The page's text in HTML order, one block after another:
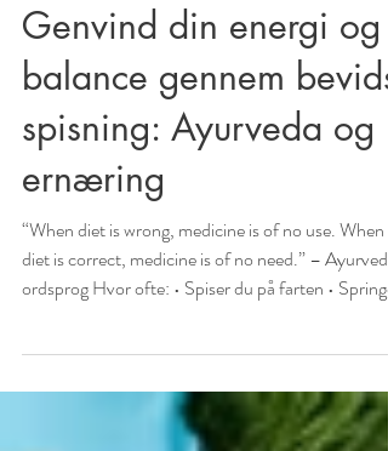
Sinéad
3 min read
Genvind din energi og
balance gennem bevidst
spisning: Ayurveda og
ernæring
“When diet is wrong, medicine is of no use. When
diet is correct, medicine is of no need.” –